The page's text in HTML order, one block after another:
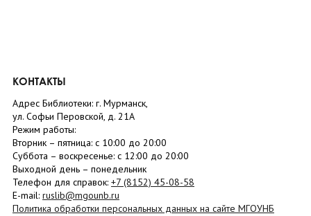
КОНТАКТЫ
Адрес Библиотеки: г. Мурманск,
ул. Софьи Перовской, д. 21А
Режим работы:
Вторник – пятница: с 10:00 до 20:00
Суббота – воскресенье: c 12:00 до 20:00
Выходной день – понедельник
Телефон для справок: +7 (8152) 45-08-58
E-mail: ruslib@mgounb.ru
Политика обработки персональных данных на сайте МГОУНБ